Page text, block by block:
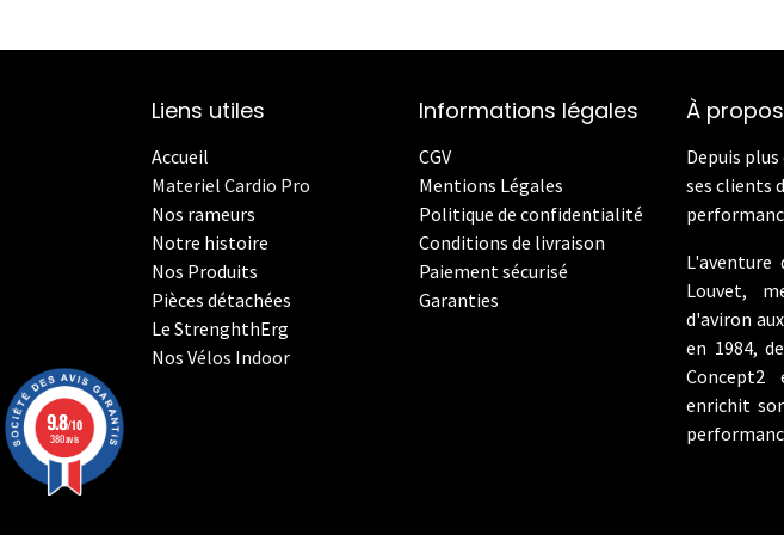
Liens utiles
Accueil
Materiel Cardio Pro
Nos rameurs
Notre histoire
Nos Produits
Pièces détachées
Le StrenghthErg
Nos Vélos Indoor
Informations légales
CGV
Mentions Légales
Politique de confidentialité
Conditions de livraison
Paiement sécurisé
Garanties
À propos
Depuis plus
ses clients
L'aventure
Louvet,
d'aviron
en 1984,
Concept2
enrichit
9.8/10
380 avis